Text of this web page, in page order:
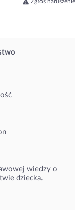
wiedzy o
dziecka.